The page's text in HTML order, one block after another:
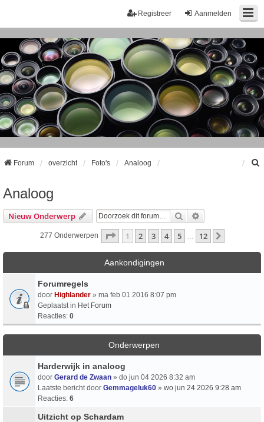
Aanmelden
Registreer
Forum overzicht Foto's Analoog
Analoog
Nieuw Onderwerp Zoek
277 Onderwerpen Pagina Van12
1 2 3 4 5 12
Aankondigingen
Forumregels
door Highlander » ma feb 01 2016 8:07 pm
Geplaatst in Het Forum
Reacties: 0
Onderwerpen
Harderwijk in analoog
door Gerard de Zwaan » do jun 04 2026 8:32 am
Laatste bericht door Gemmageluk60 » wo jun 24 2026 9:28 am
Reacties: 6
Uitzicht op Schardam